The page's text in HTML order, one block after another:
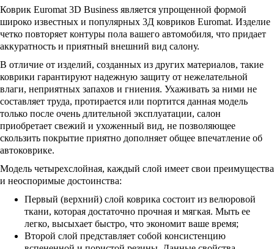
Коврик Euromat 3D Business является упрощенной формой
широко известных и популярных 3Д ковриков Euromat. Изделие
четко повторяет контуры пола вашего автомобиля, что придает
аккуратность и приятный внешний вид салону.
В отличие от изделий, созданных из других материалов, такие
коврики гарантируют надежную защиту от нежелательной
влаги, неприятных запахов и гниения. Ухаживать за ними не
составляет труда, протирается или портится данная модель
только после очень длительной эксплуатации, салон
приобретает свежий и ухоженный вид, не позволяющее
скользить покрытие приятно дополняет общее впечатление об
автоковрике.
Модель четырехслойная, каждый слой имеет свои преимущества
и неоспоримые достоинства:
Первый (верхний) слой коврика состоит из велюровой
ткани, которая достаточно прочная и мягкая. Мыть ее
легко, высыхает быстро, что экономит ваше время;
Второй слой представляет собой консистенцию